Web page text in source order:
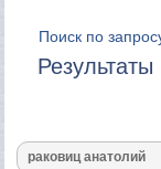
Поиск по